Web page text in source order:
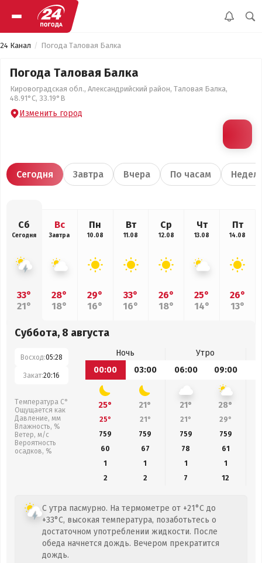
24 Канал Погода Таловая Балка
Погода Таловая Балка
Кировоградская обл., Александрийский район, Таловая Балка,
48.91°С, 33.19°В
Изменить город
Сегодня Завтра Вчера По часам
Сб
Сегодня
33°
21°
Вс
Завтра
28°
18°
Пн
10.08
29°
16°
Вт
11.08
33°
16°
Ср
12.08
26°
18°
Чт
13.08
25°
14°
Пт
14.08
26°
13°
Суббота, 8 августа
Восход:05:28
Закат:20:16
Температура С°
Ощущается как
Давление, мм
Влажность, %
Ветер, м/с
Вероятность
осадков, %
Ночь
Утро
00:00
03:00 06:00 09:00
25° 21° 21° 28°
25° 21° 21° 29°
759
759 759 759
60
67 78 61
1
1 1
1
2
2 7 12
С утра пасмурно. На термометре от +21°C до
+33°C, высокая температура, позаботьтесь о
достаточном употреблении жидкости. После
обеда начнется дождь. Вечером прекратится
дождь.